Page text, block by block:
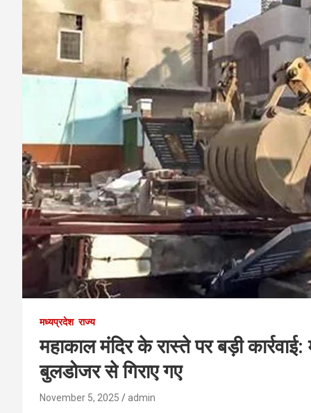
मध्यप्रदेश राज्य
महाकाल मंदिर के रास्ते पर बड़ी
बुलडोजर से गिराए गए
November 5, 2025 admin